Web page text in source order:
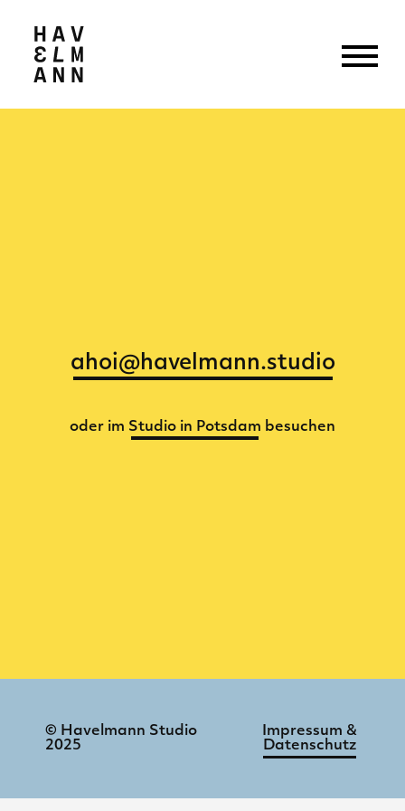
ahoi@havelmann.studio
oder im Studio in Potsdam besuchen
© Havelmann Studio
2025
Impressum &
Datenschutz